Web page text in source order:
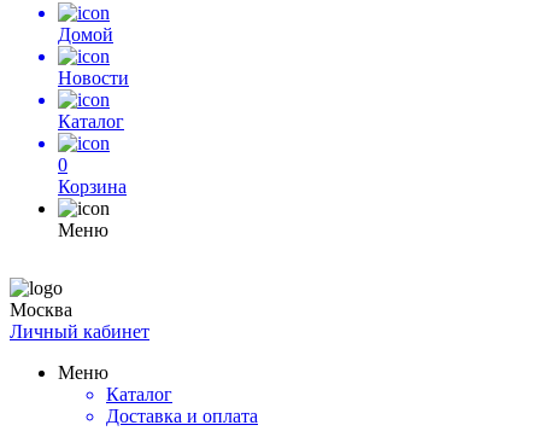
Домой
Новости
Каталог
0
Корзина
Меню
Москва
Личный кабинет
Меню
Каталог
Доставка и оплата